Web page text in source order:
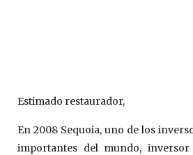
Estimado restaurador,
En 2008 Sequoia, uno de los
importantes del mundo,